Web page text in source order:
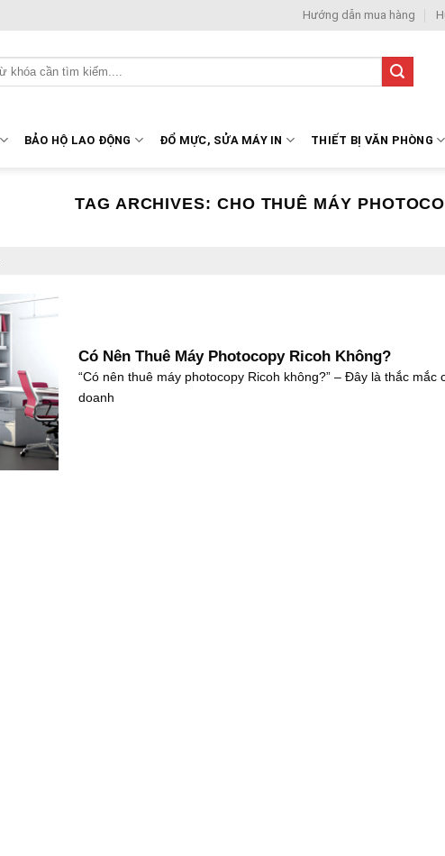
Hướng dẫn mua hàng
BẢO HỘ LAO ĐỘNG ĐỔ MỰC, SỬA MÁY IN THIẾT BỊ VĂN PHÒNG
TAG ARCHIVES: CHO THUÊ MÁY
Có Nên Thuê Máy Photocopy Ricoh Không?
“Có nên thuê máy photocopy Ricoh không?” – Đây là thắc mắc
doanh